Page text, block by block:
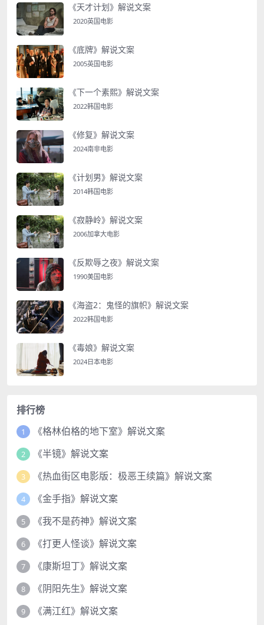
《天才计划》解说文案
2020英国电影
《底牌》解说文案
2005英国电影
《下一个素熙》解说文案
2022韩国电影
《修复》解说文案
2024南非电影
《计划男》解说文案
2014韩国电影
《寂静岭》解说文案
2006加拿大电影
《反欺辱之夜》解说文案
1990美国电影
《海盗2：鬼怪的旗帜》解说文案
2022韩国电影
《毒娘》解说文案
2024日本电影
排行榜
1 《格林伯格的地下室》解说文案
2 《半镜》解说文案
3 《热血街区电影版：极恶王续篇》解说文案
4 《金手指》解说文案
5 《我不是药神》解说文案
6 《打更人怪谈》解说文案
7 《康斯坦丁》解说文案
8 《阴阳先生》解说文案
9 《满江红》解说文案